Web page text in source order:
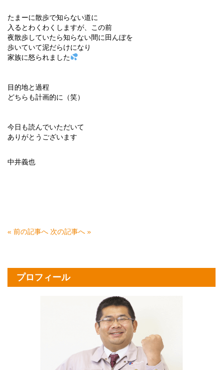
たまーに散歩で知らない道に
入るとわくわくしますが、この前
夜散歩していたら知らない間に田んぼを
歩いていて泥だらけになり
家族に怒られました
目的地と過程
どちらも計画的に（笑）
今日も読んでいただいて
ありがとうございます
中井義也
« 前の記事へ 次の記事へ »
プロフィール